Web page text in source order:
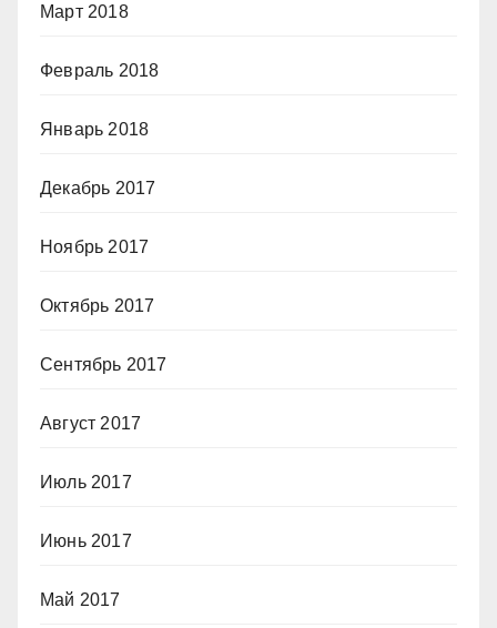
Март 2018
Февраль 2018
Январь 2018
Декабрь 2017
Ноябрь 2017
Октябрь 2017
Сентябрь 2017
Август 2017
Июль 2017
Июнь 2017
Май 2017